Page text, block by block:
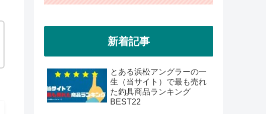
新着記事
とある浜松アングラーの一
生（当サイト）で最も売れ
た釣具商品ランキング
BEST22